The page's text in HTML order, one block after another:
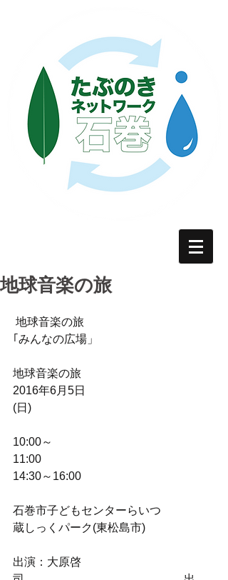
地球音楽の旅
地球音楽の旅
｢みんなの広場」
地球音楽の旅
2016年6月5日
(日)
10:00～
11:00
14:30～16:00
石巻市子どもセンターらいつ
蔵しっくパーク(東松島市)
出演：大原啓